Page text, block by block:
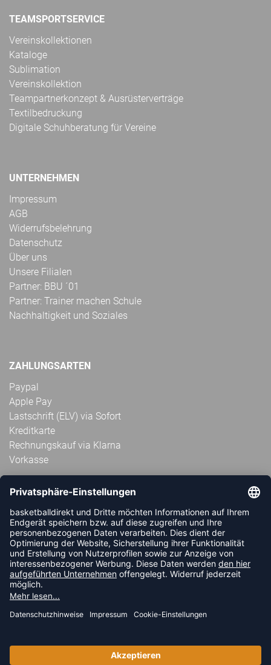
TEAMSPORTSERVICE
Vereinskollektionen
Kataloge
Sublimation
Vereinskollektion
Teampartnerkonzept & Ausrüsterverträge
Textilbedruckung
Digitale Schuhberatung für Vereine
UNTERNEHMEN
Impressum
AGB
Widerrufsbelehrung
Datenschutz
Über uns
Unsere Filialen
Partner: BBU ´01
Partner: Trainer machen Schule
Nachhaltigkeit und Soziales
ZAHLUNGSARTEN
Paypal
Apple Pay
Lastschrift (ELV) via Sofort
Kreditkarte
Rechnungskauf via Klarna
Vorkasse
ABONNIERE JETZT DEN KOSTENLOSEN
HANDBALLDIREKT-NEWSLETTER UND VERPASSE KEINE
NEUIGKEIT ODER AKTION MEHR.
JETZT ANMELDEN